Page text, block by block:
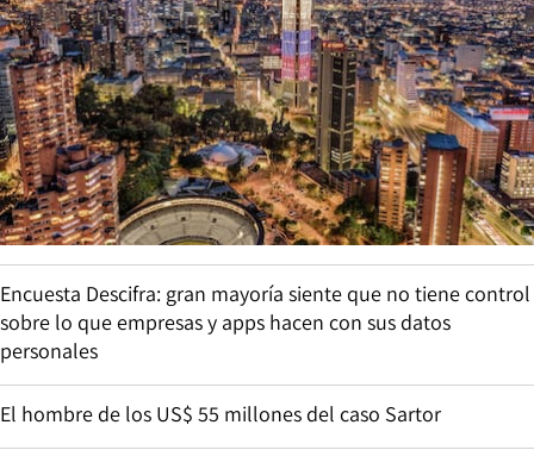
Encuesta Descifra: gran mayoría siente que no tiene control
sobre lo que empresas y apps hacen con sus datos
personales
El hombre de los US$ 55 millones del caso Sartor